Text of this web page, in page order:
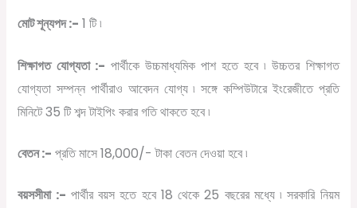
মোট শূন্যপদ :- 1 টি ৷
শিক্ষাগত যোগ্যতা :- পার্থীকে উচ্চমাধ্যমিক পাশ হতে হবে ৷ উচ্চতর শিক্ষাগত
যোগ্যতা সম্পন্ন পার্থীরাও আবেদন যোগ্য ৷ সঙ্গে কম্পিউটারে ইংরেজীতে প্রতি
মিনিটে 35 টি শব্দ টাইপিং করার গতি থাকতে হবে ৷
বেতন :- প্রতি মাসে 18,000/- টাকা বেতন দেওয়া হবে ৷
বয়সসীমা :- পার্থীর বয়স হতে হবে 18 থেকে 25 বছরের মধ্যে ৷ সরকারি নিয়ম